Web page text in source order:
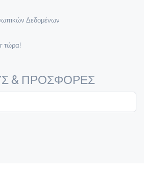
Δεδομένων
τώρα!
& ΠΡΟΣΦΟΡΕΣ